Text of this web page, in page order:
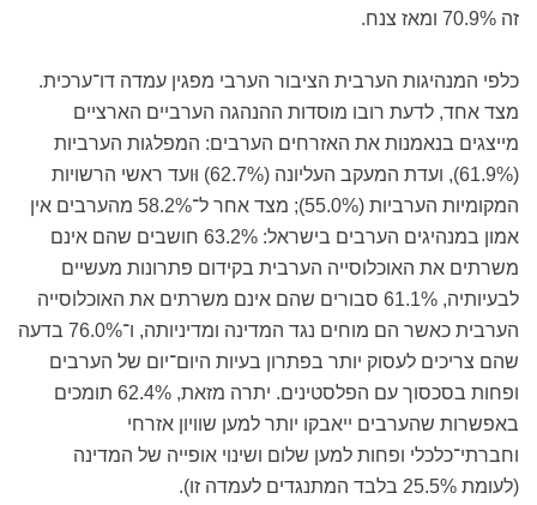
זה 70.9% ומאז צנח.
כלפי המנהיגות הערבית הציבור הערבי מפגין עמדה דו־ערכית.
מצד אחד, לדעת רובו מוסדות ההנהגה הערביים הארציים
מייצגים בנאמנות את האזרחים הערבים: המפלגות הערביות
(61.9%), ועדת המעקב העליונה (62.7%) וּועד ראשי הרשויות
המקומיות הערביות (55.0%); מצד אחר ל־58.2% מהערבים אין
אמון במנהיגים הערבים בישראל: 63.2% חושבים שהם אינם
משרתים את האוכלוסייה הערבית בקידום פתרונות מעשיים
לבעיותיה, 61.1% סבורים שהם אינם משרתים את האוכלוסייה
הערבית כאשר הם מוחים נגד המדינה ומדיניותה, ו־76.0% בדעה
שהם צריכים לעסוק יותר בפתרון בעיות היום־יום של הערבים
ופחות בסכסוך עם הפלסטינים. יתרה מזאת, 62.4% תומכים
באפשרות שהערבים ייאבקו יותר למען שוויון אזרחי
וחברתי־כלכלי ופחות למען שלום ושינוי אופייה של המדינה
(לעומת 25.5% בלבד המתנגדים לעמדה זו).